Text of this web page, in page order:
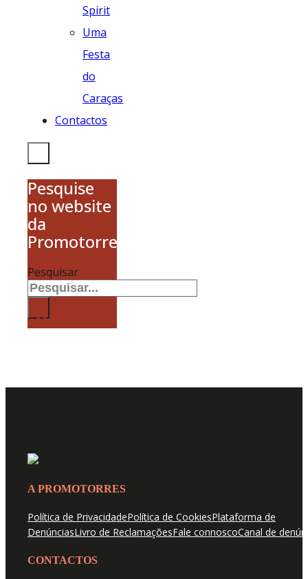
Spirit
Uma
Festa
do
Caraças
Contactos
Pesquise
no website
da
Promotorres
Pesquisar
×
A PROMOTORRES
Política de PrivacidadePolítica de CookiesPlataforma de
DenúnciasLivro de ReclamaçõesFale connoscoCanal de
CONTACTOS